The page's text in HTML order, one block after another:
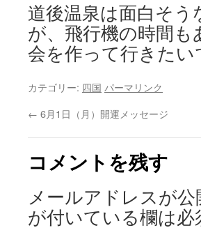
道後温泉は面白そ
が、飛行機の時間
会を作って行きたい
カテゴリー: 四国 パーマリンク
← 6月1日（月）開運メッセージ
コメントを残す
メールアドレスが
が付いている欄は必